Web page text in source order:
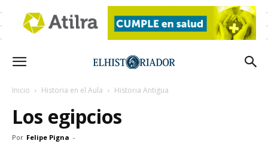
Inicio Historia en el Aula Historia Antigua
Los egipcios
Por Felipe Pigna -